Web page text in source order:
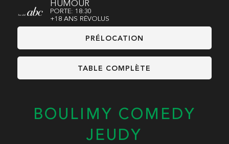
HUMOUR
PORTE: 18:30
+18 ANS RÉVOLUS
PRÉLOCATION
TABLE COMPLÈTE
BOULIMY COMEDY
JEUDY